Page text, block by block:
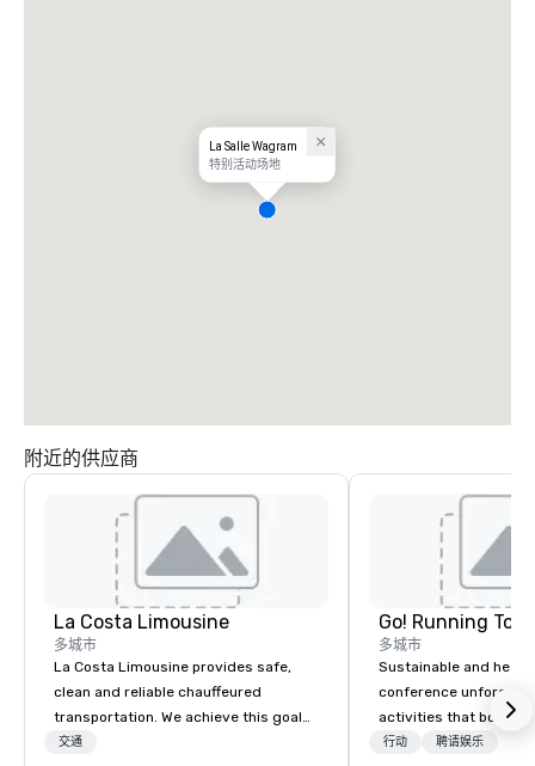
La Salle Wagram
特别活动场地
附近的供应商
La Costa Limousine
多城市
La Costa Limousine provides safe,
clean and reliable chauffeured
transportation. We achieve this goal
with highly trained chauffeurs, the
交通
Go! Running
多城市
Sustainable and
conference
activities that boost
lower carbon
行动 聘请娱乐